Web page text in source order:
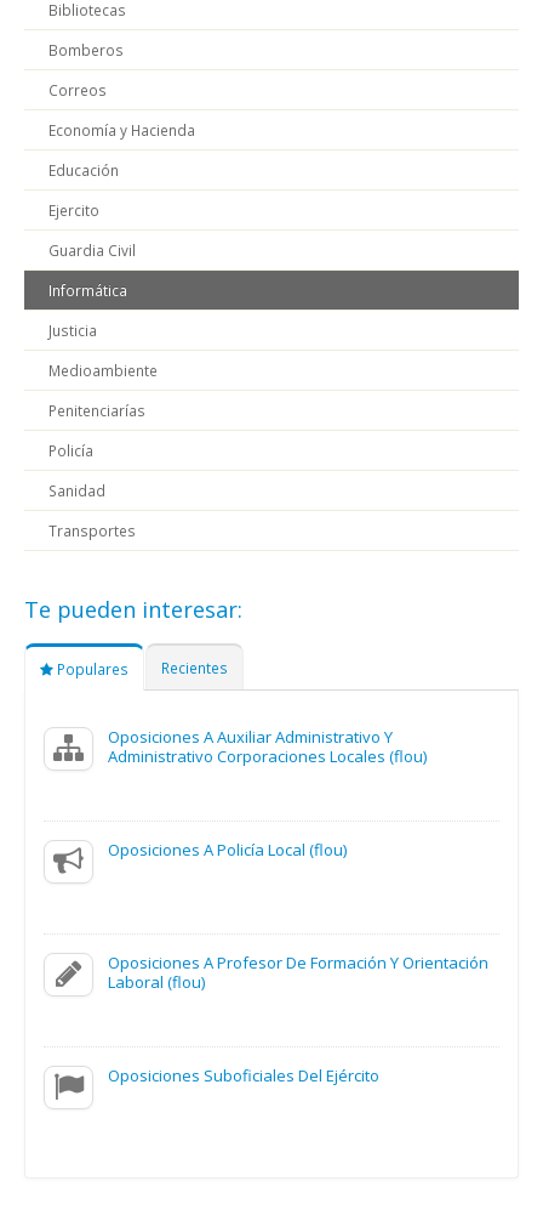
Bibliotecas
Bomberos
Correos
Economía y Hacienda
Educación
Ejercito
Guardia Civil
Informática
Justicia
Medioambiente
Penitenciarías
Policía
Sanidad
Transportes
Te pueden interesar:
Populares Recientes
Oposiciones A Auxiliar Administrativo Y
Administrativo Corporaciones Locales (flou)
Oposiciones A Policía Local (flou)
Oposiciones A Profesor De Formación Y Orientación
Laboral (flou)
Oposiciones Suboficiales Del Ejército